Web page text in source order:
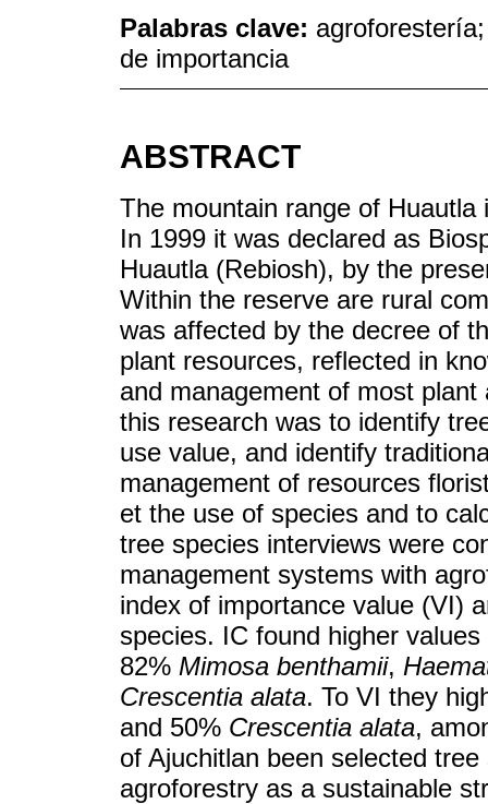
Palabras clave:
de importancia
ABSTRACT
The mountain range of
In 1999 it was declared as
Huautla (Rebiosh), by the
Within the reserve are rural
was affected by the decree of
plant resources, reflected in
and management of most
this research was to identify
use value, and identify
management of resources
et the use of species and to
tree species interviews were
management systems with
index of importance value (VI)
species. IC found higher
82% Mimosa benthamii,
Crescentia alata. To VI they
and 50% Crescentia alata,
of Ajuchitlan been selected
agroforestry as a sustainable